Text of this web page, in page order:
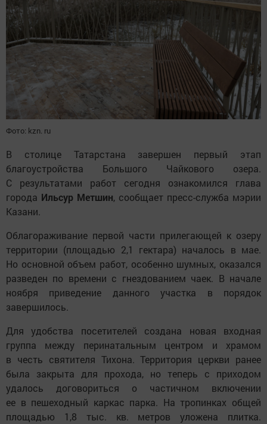
Фото: kzn. ru
В столице Татарстана завершен первый этап
благоустройства Большого Чайкового озера.
С результатами работ сегодня ознакомился глава
города Ильсур Метшин, сообщает пресс-служба мэрии
Казани.
Облагораживание первой части прилегающей к озеру
территории (площадью 2,1 гектара) началось в мае.
Но основной объем работ, особенно шумных, оказался
разведен по времени с гнездованием чаек. В начале
ноября приведение данного участка в порядок
завершилось.
Для удобства посетителей создана новая входная
группа между перинатальным центром и храмом
в честь святителя Тихона. Территория церкви ранее
была закрыта для прохода, но теперь с приходом
удалось договориться о частичном включении
ее в пешеходный каркас парка. На тропинках общей
площадью 1,8 тыс. кв. метров уложена плитка.